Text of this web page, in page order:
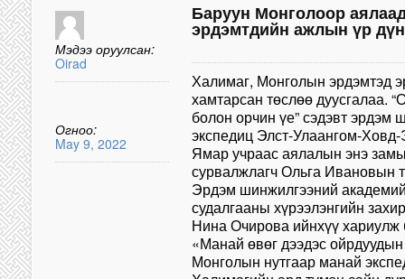
Мэдээ оруулсан:
Oirad
Огноо:
May 9, 2022
Баруун Монголоор
эрдэмтдийн ажлын үр дүн
Халимаг, Монголын эрдэмтэд
хамтарсан төслөө дуусгалаа.
болон орчин үе” сэдэвт
экспедиц Элст-Улаангом-
Ямар учраас аялалын энэ
сурвалжлагч Ольга Ивановын
Эрдэм шинжилгээний
судалгааны хүрээлэнгийн
Нина Очирова ийнхүү хариулж
«Манай өвөг дээдэс
Монголын нутгаар манай